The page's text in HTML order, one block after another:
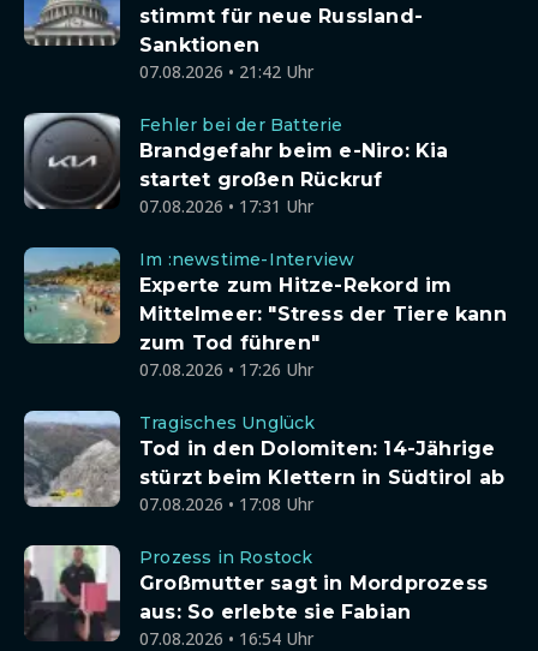
stimmt für neue Russland-
Sanktionen
07.08.2026 • 21:42 Uhr
Fehler bei der Batterie
Brandgefahr beim e-Niro: Kia
startet großen Rückruf
07.08.2026 • 17:31 Uhr
Im :newstime-Interview
Experte zum Hitze-Rekord im
Mittelmeer: "Stress der Tiere kann
zum Tod führen"
07.08.2026 • 17:26 Uhr
Tragisches Unglück
Tod in den Dolomiten: 14-Jährige
stürzt beim Klettern in Südtirol ab
07.08.2026 • 17:08 Uhr
Prozess in Rostock
Großmutter sagt in Mordprozess
aus: So erlebte sie Fabian
07.08.2026 • 16:54 Uhr